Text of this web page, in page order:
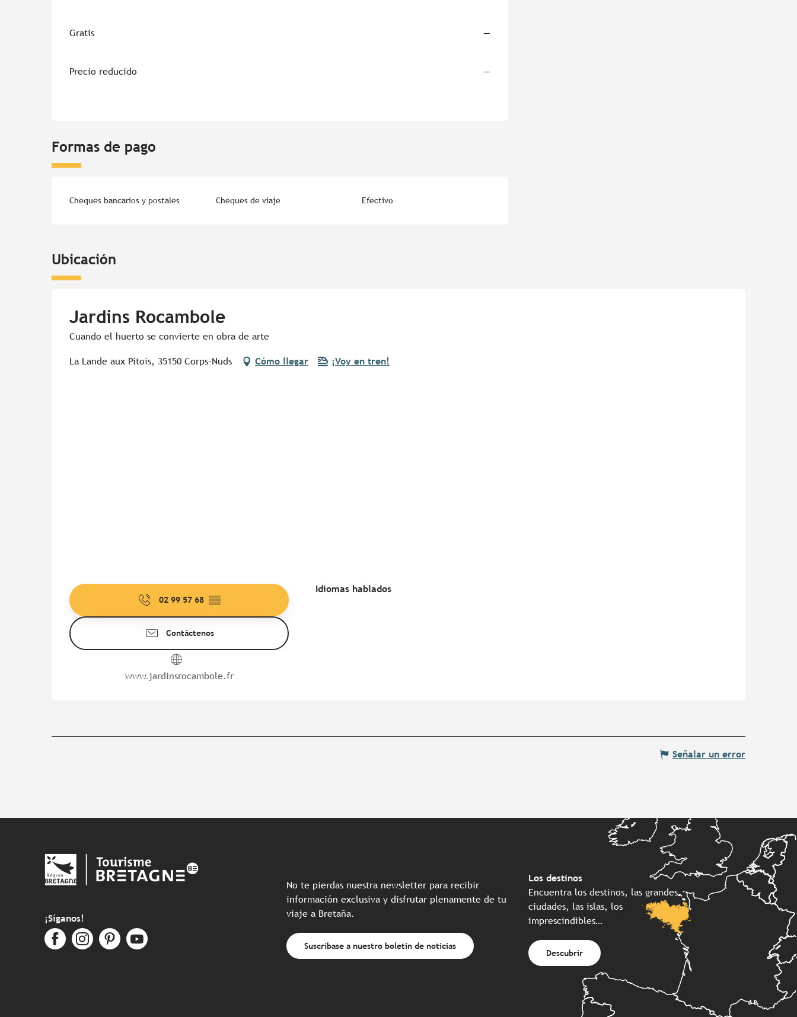
Gratis —
Precio reducido —
Formas de pago
Cheques bancarios y postales Cheques de viaje Efectivo
Ubicación
Jardins Rocambole
Cuando el huerto se convierte en obra de arte
La Lande aux Pitois, 35150 Corps-Nuds Cómo llegar ¡Voy en tren!
02 99 57 68 ▒▒
Contáctenos
www.jardinsrocambole.fr
Idiomas hablados
Idiomas hablados
Señalar un error
¡Síganos!
No te pierdas nuestra newsletter para recibir
información exclusiva y disfrutar plenamente de tu
viaje a Bretaña.
Suscríbase a nuestro boletín de noticias
Los destinos
Encuentra los destinos, las grandes
ciudades, las islas, los
imprescindibles…
Descubrir